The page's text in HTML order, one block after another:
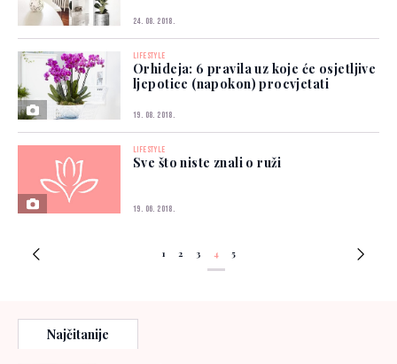
24. 08. 2018.
LIFESTYLE
Orhideja: 6 pravila uz koje će osjetljive
ljepotice (napokon) procvjetati
19. 08. 2018.
LIFESTYLE
Sve što niste znali o ruži
19. 06. 2018.
1 2 3 4 5
Najčitanije